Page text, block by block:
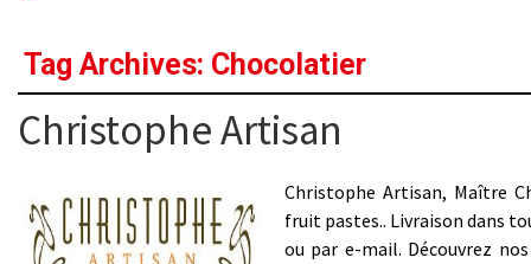
Tag Archives: Chocolatier
Christophe Artisan
Christophe Artisan, Maître
fruit pastes.. Livraison dans
ou par e-mail. Découvrez